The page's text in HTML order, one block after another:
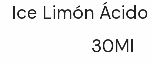
Ice Limón
30Ml